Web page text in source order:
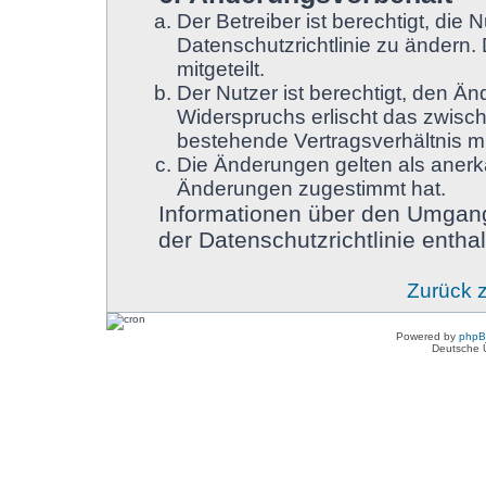
Der Betreiber ist berechtigt, die
Datenschutzrichtlinie zu ändern.
mitgeteilt.
Der Nutzer ist berechtigt, den
Widerspruchs erlischt das
bestehende Vertragsverhältnis
Die Änderungen gelten als
Änderungen zugestimmt hat.
Informationen über den
der Datenschutzrichtlinie
Zurück
Powered by
Deutsche